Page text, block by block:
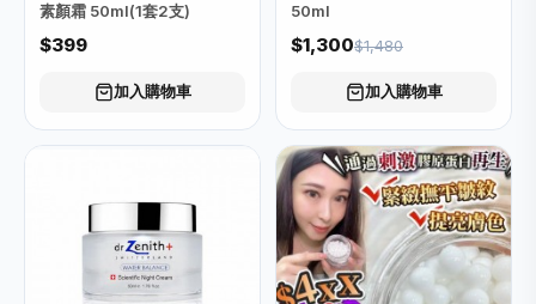
素顏霜 50ml(1套2支)
$399
加入購物車
50ml
$1,300$1,480
加入購物車